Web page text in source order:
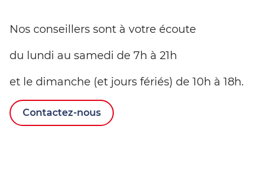
Nos conseillers sont à votre écoute
du lundi au samedi de 7h à 21h
et le dimanche (et jours fériés) de 10h à 18h.
Contactez-nous